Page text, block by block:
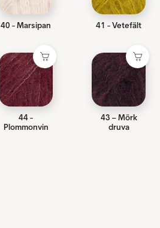
40 - Marsipan 41 - Vetefält
44 -
Plommonvin
43 – Mörk
druva